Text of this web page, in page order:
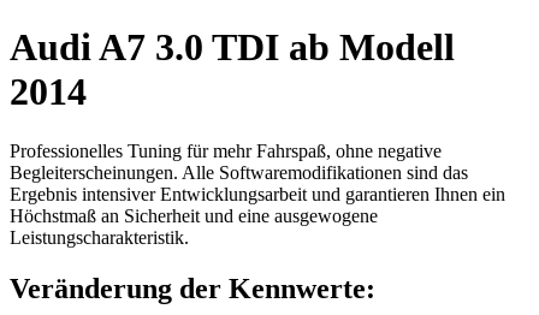
Audi A7 3.0 TDI ab Modell
2014
Professionelles Tuning für mehr Fahrspaß, ohne negative
Begleiterscheinungen. Alle Softwaremodifikationen sind das
Ergebnis intensiver Entwicklungsarbeit und garantieren Ihnen ein
Höchstmaß an Sicherheit und eine ausgewogene
Leistungscharakteristik.
Veränderung der Kennwerte: